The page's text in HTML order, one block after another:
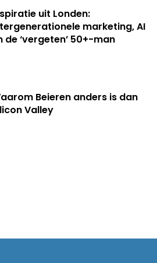
uit Londen:
marketing, AI
de ‘vergeten’ 50+-man
Beieren anders is dan
Valley